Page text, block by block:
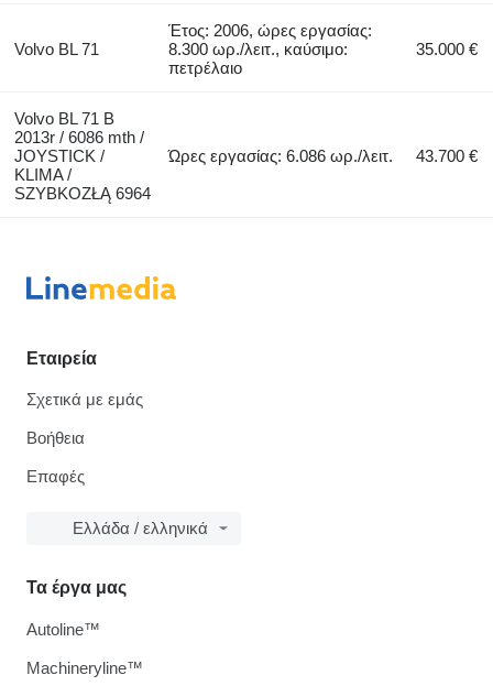
Volvo BL 71
Έτος: 2006, ώρες εργασίας:
8.300 ωρ./λειτ., καύσιμο:
πετρέλαιο
35.000 €
Volvo BL 71 B
2013r / 6086 mth /
JOYSTICK /
KLIMA /
SZYBKOZŁĄ 6964
Ώρες εργασίας: 6.086 ωρ./λειτ. 43.700 €
Εταιρεία
Σχετικά με εμάς
Βοήθεια
Επαφές
Ελλάδα / ελληνικά
Τα έργα μας
Autoline™
Machineryline™